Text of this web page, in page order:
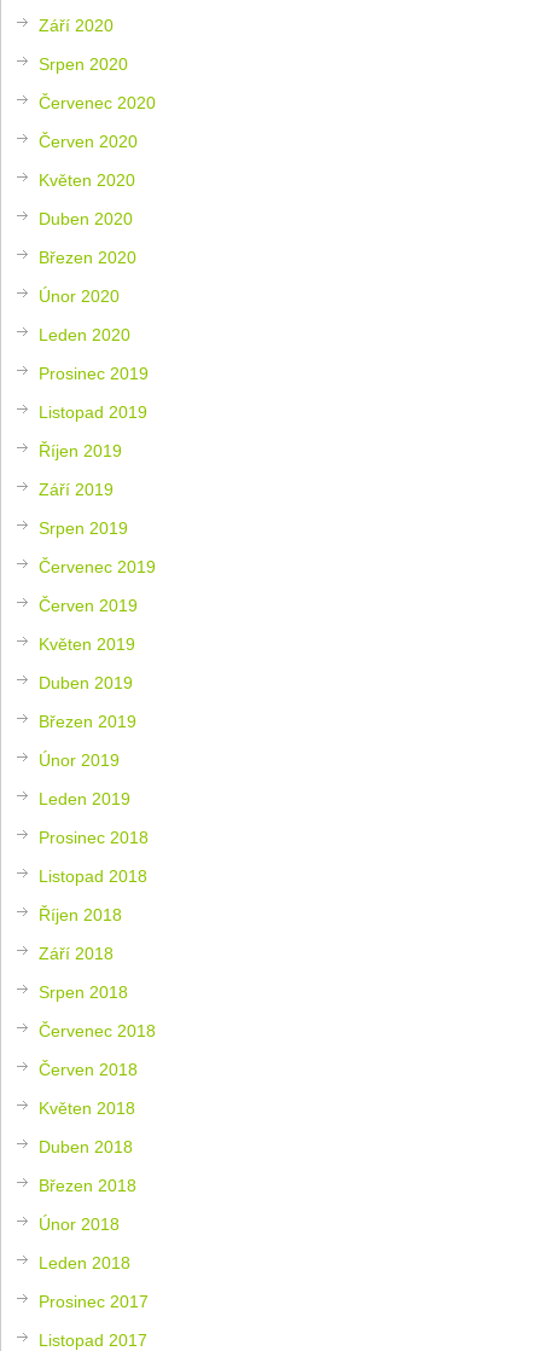
Září 2020
Srpen 2020
Červenec 2020
Červen 2020
Květen 2020
Duben 2020
Březen 2020
Únor 2020
Leden 2020
Prosinec 2019
Listopad 2019
Říjen 2019
Září 2019
Srpen 2019
Červenec 2019
Červen 2019
Květen 2019
Duben 2019
Březen 2019
Únor 2019
Leden 2019
Prosinec 2018
Listopad 2018
Říjen 2018
Září 2018
Srpen 2018
Červenec 2018
Červen 2018
Květen 2018
Duben 2018
Březen 2018
Únor 2018
Leden 2018
Prosinec 2017
Listopad 2017